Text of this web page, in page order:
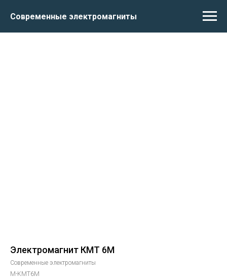
Современные электромагниты
Электромагнит КМТ 6М
Современные электромагниты
M-KMT6M